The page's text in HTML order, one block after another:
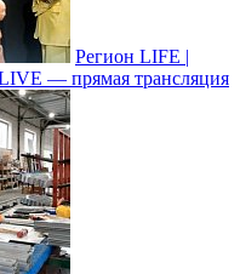
Регион LIFE |
— прямая трансляция